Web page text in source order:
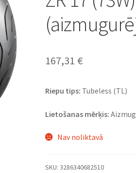
167,31 €
Riepu tips: Tubeless (TL)
Lietošanas mērķis:
Nav noliktavā
SKU:3286340682510